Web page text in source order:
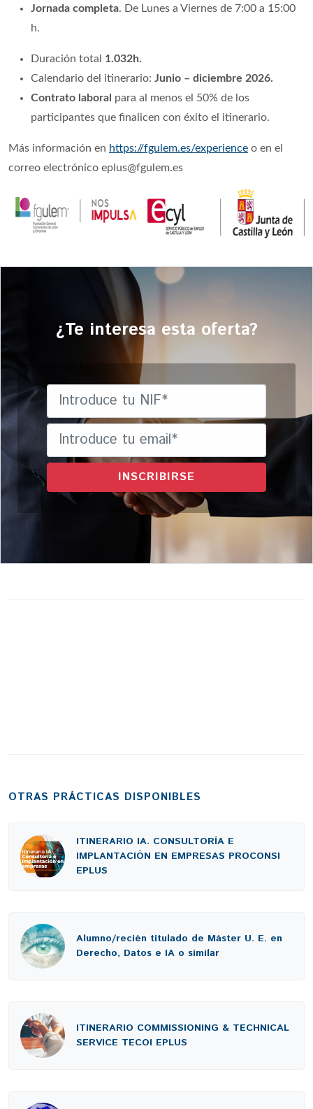
Jornada completa. De Lunes a Viernes de 7:00 a 15:00
h.
Duración total 1.032h.
Calendario del itinerario: Junio – diciembre 2026.
Contrato laboral para al menos el 50% de los
participantes que finalicen con éxito el itinerario.
Más información en https://fgulem.es/experience o en el
correo electrónico eplus@fgulem.es
¿Te interesa esta oferta?
INSCRIBIRSE
OTRAS PRÁCTICAS DISPONIBLES
ITINERARIO IA. CONSULTORÍA E
IMPLANTACIÓN EN EMPRESAS PROCONSI
EPLUS
Alumno/recién titulado de Máster U. E. en
Derecho, Datos e IA o similar
ITINERARIO COMMISSIONING & TECHNICAL
SERVICE TECOI EPLUS